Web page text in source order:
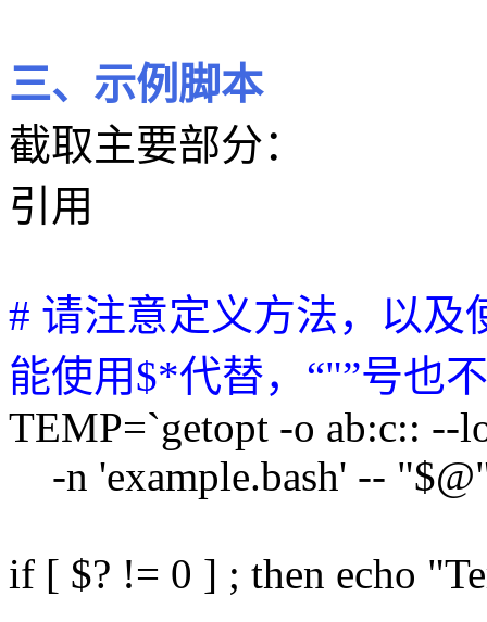
三、示例脚本
截取主要部分：
引用
# 请注意定义方法，以及
能使用$*代替，“"”号也
TEMP=`getopt -o ab:c:: --
-n 'example.bash' --
if [ $? != 0 ] ; then echo